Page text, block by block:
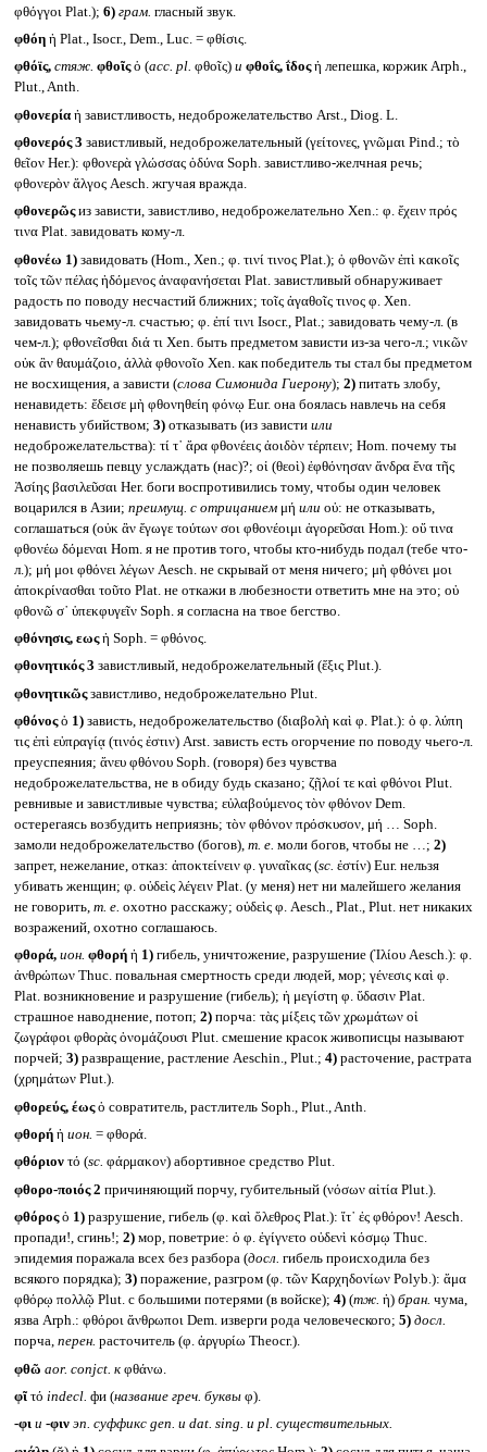
φθόγγοι Plat.); 6) грам. гласный звук.
φθόη ἡ Plat., Isocr., Dem., Luc. = φθίσις.
φθόϊς, стяж. φθοῖςὁ (acc. pl. φθοῖς) и φθοΐς, ΐδοςἡ лепешка, коржик Arph.,
Plut., Anth.
φθονερία ἡ завистливость, недоброжелательство Arst., Diog. L.
φθονερός 3 завистливый, недоброжелательный (γείτονες, γνῶμαι Pind.; τὸ
θεῖον Her.): φθονερὰ γλώσσας ὀδύνα Soph. завистливо-желчная речь;
φθονερὸν ἄλγος Aesch. жгучая вражда.
φθονερῶςиз зависти, завистливо, недоброжелательно Xen.: φ. ἔχειν πρός
τινα Plat. завидовать кому-л.
φθονέω 1)завидовать (Hom., Xen.; φ. τινί τινος Plat.); ὁ φθονῶν ἐπὶ κακοῖς
τοῖς τῶν πέλας ἡδόμενος ἀναφανήσεται Plat. завистливый обнаруживает
радость по поводу несчастий ближних; τοῖς ἀγαθοῖς τινος φ. Xen.
завидовать чьему-л. счастью; φ. ἐπί τινι Isocr., Plat.; завидовать чему-л. (в
чем-л.); φθονεῖσθαι διά τι Xen. быть предметом зависти из-за чего-л.; νικῶν
οὐκ ἂν θαυμάζοιο, ἀλλὰ φθονοῖο Xen. как победитель ты стал бы предметом
не восхищения, а зависти (слова Симонида Гиерону); 2)питать злобу,
ненавидеть: ἔδεισε μὴ φθονηθείη φόνῳ Eur. она боялась навлечь на себя
ненависть убийством; 3)отказывать (из зависти или
недоброжелательства): τί τ᾽ ἄρα φθονέεις ἀοιδὸν τέρπειν; Hom. почему ты
не позволяешь певцу услаждать (нас)?; οἱ (θεοὶ) ἐφθόνησαν ἄνδρα ἕνα τῆς
Ἀσίης βασιλεῦσαι Her. боги воспротивились тому, чтобы один человек
воцарился в Азии; преимущ. с отрицаниемμή или οὐ: не отказывать,
соглашаться (οὐκ ἂν ἔγωγε τούτων σοι φθονέοιμι ἀγορεῦσαι Hom.): οὔ τινα
φθονέω δόμεναι Hom. я не против того, чтобы кто-нибудь подал (тебе что-
л.); μή μοι φθόνει λέγων Aesch. не скрывай от меня ничего; μὴ φθόνει μοι
ἀποκρίνασθαι τοῦτο Plat. не откажи в любезности ответить мне на это; οὐ
φθονῶ σ᾽ ὑπεκφυγεῖν Soph. я согласна на твое бегство.
φθόνησις, εωςἡ Soph. = φθόνος.
φθονητικός 3 завистливый, недоброжелательный (ἕξις Plut.).
φθονητικῶςзавистливо, недоброжелательно Plut.
φθόνοςὁ 1)зависть, недоброжелательство (διαβολὴ καὶ φ. Plat.): ὁ φ. λύπη
τις ἐπὶ εὐπραγίᾳ (τινός ἐστιν) Arst. зависть есть огорчение по поводу чьего-л.
преуспеяния; ἄνευ φθόνου Soph. (говоря) без чувства
недоброжелательства, не в обиду будь сказано; ζῇλοί τε καὶ φθόνοι Plut.
ревнивые и завистливые чувства; εὐλαβούμενος τὸν φθόνον Dem.
остерегаясь возбудить неприязнь; τὸν φθόνον πρόσκυσον, μή … Soph.
замоли недоброжелательство (богов),т. е. моли богов, чтобы не …; 2)
запрет, нежелание, отказ: ἀποκτείνειν φ. γυναῖκας (sc. ἐστίν) Eur. нельзя
убивать женщин; φ. οὐδεὶς λέγειν Plat. (у меня) нет ни малейшего желания
не говорить, т. е. охотно расскажу; οὐδεὶς φ. Aesch., Plat., Plut. нет никаких
возражений, охотно соглашаюсь.
φθορά, ион. φθορήἡ 1)гибель, уничтожение, разрушение (Ἰλίου Aesch.): φ.
ἀνθρώπων Thuc. повальная смертность среди людей, мор; γένεσις καὶ φ.
Plat. возникновение и разрушение (гибель); ἡ μεγίστη φ. ὕδασιν Plat.
страшное наводнение, потоп; 2)порча: τὰς μίξεις τῶν χρωμάτων οἱ
ζωγράφοι φθορὰς ὀνομάζουσι Plut. смешение красок живописцы называют
порчей; 3)развращение, растление Aeschin., Plut.; 4)расточение, растрата
(χρημάτων Plut.).
φθορεύς, έωςὀ совратитель, растлитель Soph., Plut., Anth.
φθορή ἡ ион. = φθορά.
φθόριον τό (sc. φάρμακον) абортивное средство Plut.
φθορο-ποιός 2 причиняющий порчу, губительный (νόσων αἰτία Plut.).
φθόροςὁ 1)разрушение, гибель (φ. καὶ ὄλεθρος Plat.): ἴτ᾽ ἐς φθόρον! Aesch.
пропади!, сгинь!; 2)мор, поветрие: ὁ φ. ἐγίγνετο οὐδενὶ κόσμῳ Thuc.
эпидемия поражала всех без разбора (досл. гибель происходила без
всякого порядка); 3)поражение, разгром (φ. τῶν Καρχηδονίων Polyb.): ἅμα
φθόρῳ πολλῷ Plut. с большими потерями (в войске); 4)(тж. ἡ) бран. чума,
язва Arph.: φθόροι ἄνθρωποι Dem. изверги рода человеческого; 5) досл.
порча, перен. расточитель (φ. ἀργυρίω Theocr.).
φθῶ aor. conjct. кφθάνω.
φῖ τό indecl. фи (название греч. буквыφ).
-φι и -φιν эп. суффикс gen. и dat. sing. и pl. существительных.